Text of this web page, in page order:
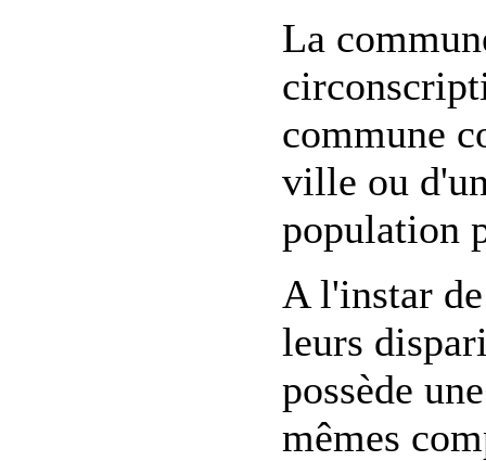
La
commune
ville ou
population
A l'instar
leurs
possède
mêmes